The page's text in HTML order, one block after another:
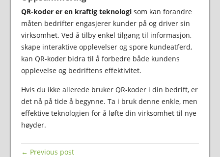
QR-koder er en kraftig teknologisom kan forandre
måten bedrifter engasjerer kunder på og driver sin
virksomhet. Ved å tilby enkel tilgang til informasjon,
skape interaktive opplevelser og spore kundeatferd,
kan QR-koder bidra til å forbedre både kundens
opplevelse og bedriftens effektivitet.
Hvis du ikke allerede bruker QR-koder i din bedrift, er
det nå på tide å begynne. Ta i bruk denne enkle, men
effektive teknologien for å løfte din virksomhet til nye
høyder.
← Previous post